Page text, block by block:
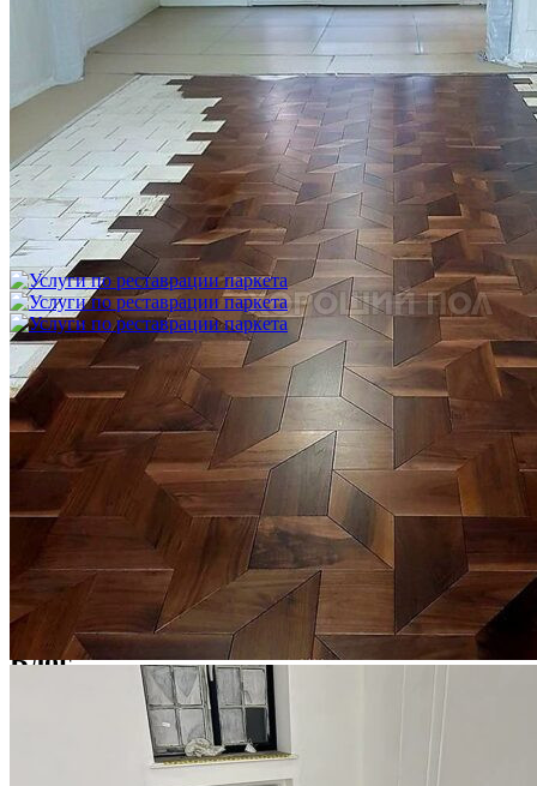
Укладка модульного паркета с финишным покрытием на
фанеру
3 600 ₽
Услуги по реставрации паркета
1 500 ₽
Блог
Интересные статьи о паркете Coswick